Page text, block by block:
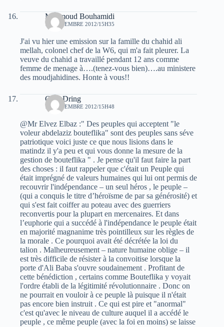
Mahmoud Bouhamidi
14 NOVEMBRE 2012/15H35
J'ai vu hier une emission sur la famille du chahid ali
mellah, colonel chef de la W6, qui m'a fait pleurer. La
veuve du chahid a travaillé pendant 12 ans comme
femme de menage à….(tenez-vous bien)….au ministere
des moudjahidines. Honte à vous!!
Guel Dring
15 NOVEMBRE 2012/15H48
@Mr Elvez Elbaz :" Des peuples qui acceptent "le
voleur abdelaziz bouteflika" sont des peuples sans séve
patriotique voici juste ce que nous lisions dans le
matindz il y'a peu et qui vous donne la mesure de la
gestion de bouteflika " . Je pense qu'il faut faire la part
des choses : il faut rappeler que c'était un Peuple qui
était imprégné de valeurs humaines qui lui ont permis de
recouvrir l'indépendance – un seul héros , le peuple –
(qui a conquis le titre d’héroïsme de par sa générosité) et
qui s'est fait coiffer au poteau avec des guerriers
reconvertis pour la plupart en mercenaires. Et dans
l’euphorie qui a succédé à l'indépendance le peuple était
en majorité magnanime très pointilleux sur les règles de
la morale . Ce pourquoi avait été décrétée la loi du
talion . Malheureusement – nature humaine oblige – il
est très difficile de résister à la convoitise lorsque la
porte d'Ali Baba s'ouvre soudainement . Profitant de
cette bénédiction , certains comme Bouteflika y voyait
l'ordre établi de la légitimité révolutionnaire . Donc on
ne pourrait en vouloir à ce peuple là puisque il n'était
pas encore bien instruit . Ce qui est pire et "anormal"
c'est qu'avec le niveau de culture auquel il a accédé le
peuple , ce même peuple (avec la foi en moins) se laisse